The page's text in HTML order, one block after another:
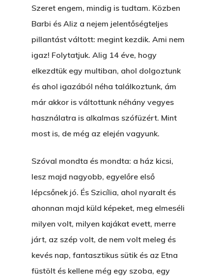
Szeret engem, mindig is tudtam. Közben
Barbi és Aliz a nejem jelentőségteljes
pillantást váltott: megint kezdik. Ami nem
igaz! Folytatjuk. Alig 14 éve, hogy
elkezdtük egy multiban, ahol dolgoztunk
és ahol igazából néha találkoztunk, ám
már akkor is váltottunk néhány vegyes
használatra is alkalmas szófüzért. Mint
most is, de még az elején vagyunk.
Szóval mondta és mondta: a ház kicsi,
lesz majd nagyobb, egyelőre első
lépcsőnek jó. És Szicília, ahol nyaralt és
ahonnan majd küld képeket, meg elmeséli
milyen volt, milyen kajákat evett, merre
járt, az szép volt, de nem volt meleg és
kevés nap, fantasztikus sütik és az Etna
füstölt és kellene még egy szoba, egy